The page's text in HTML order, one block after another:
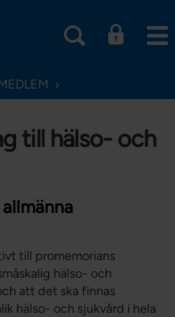
till hälso- och
till promemorians
hälso- och
att det ska finnas
hälso- och sjukvård i hela